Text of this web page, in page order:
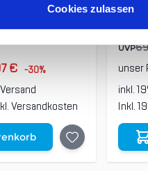
Cookies zulassen
khaki white
€ -30%
Versand
Versandkosten
UVP
unser
inkl.
Inkl.